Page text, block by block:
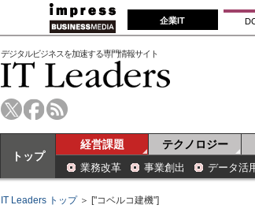
企業IT
デジタルビジネスを加速する専門情報サイト
トップ
経営課題 テクノロジー
業務改革 事業創出 データ活
IT Leaders トップ＞ ["コベルコ建機"]